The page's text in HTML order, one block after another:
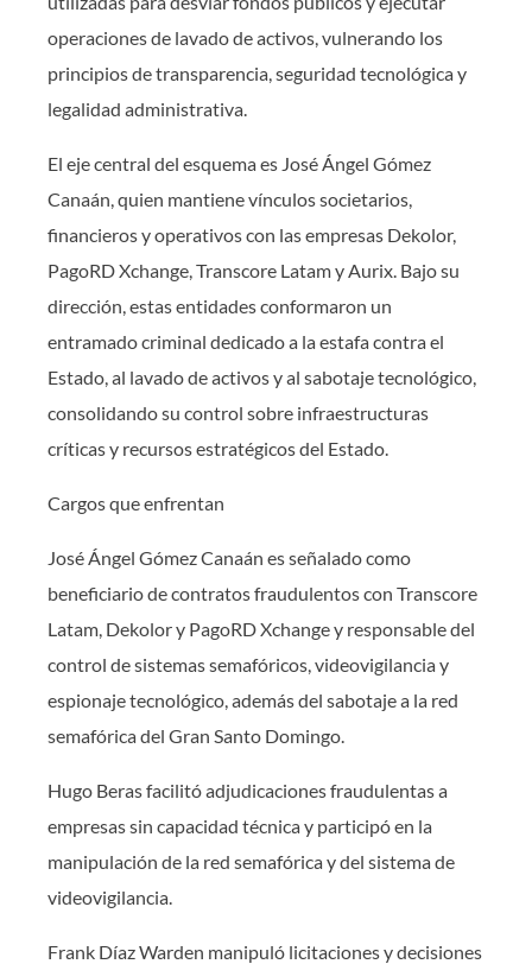
operaciones de lavado de activos, vulnerando los
principios de transparencia, seguridad tecnológica y
legalidad administrativa.
El eje central del esquema es José Ángel Gómez
Canaán, quien mantiene vínculos societarios,
financieros y operativos con las empresas Dekolor,
PagoRD Xchange, Transcore Latam y Aurix. Bajo su
dirección, estas entidades conformaron un
entramado criminal dedicado a la estafa contra el
Estado, al lavado de activos y al sabotaje tecnológico,
consolidando su control sobre infraestructuras
críticas y recursos estratégicos del Estado.
Cargos que enfrentan
José Ángel Gómez Canaán es señalado como
beneficiario de contratos fraudulentos con Transcore
Latam, Dekolor y PagoRD Xchange y responsable del
control de sistemas semafóricos, videovigilancia y
espionaje tecnológico, además del sabotaje a la red
semafórica del Gran Santo Domingo.
Hugo Beras facilitó adjudicaciones fraudulentas a
empresas sin capacidad técnica y participó en la
manipulación de la red semafórica y del sistema de
videovigilancia.
Frank Díaz Warden manipuló licitaciones y decisiones